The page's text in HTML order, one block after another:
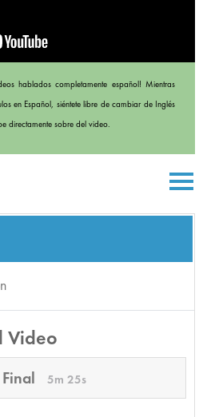
hablados completamente español! Mientras
en Español, siéntete libre de cambiar de Inglés
directamente sobre del video.
Video
5m 25s